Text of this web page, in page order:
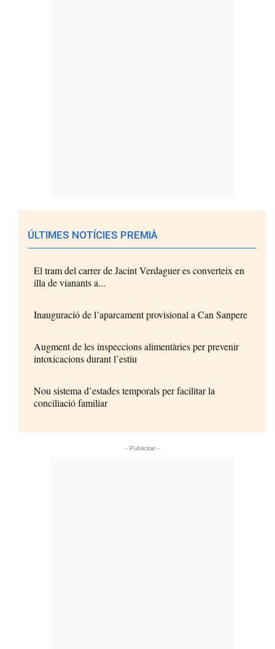
ÚLTIMES NOTÍCIES PREMIÀ
El tram del carrer de Jacint Verdaguer es converteix en
illa de vianants a...
Inauguració de l’aparcament provisional a Can Sanpere
Augment de les inspeccions alimentàries per prevenir
intoxicacions durant l’estiu
Nou sistema d’estades temporals per facilitar la
conciliació familiar
- Publicitat -